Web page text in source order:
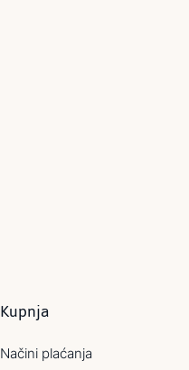
Kupnja
Načini plaćanja